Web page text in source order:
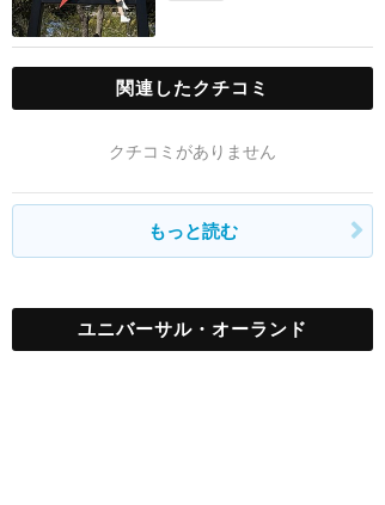
関連したクチコミ
クチコミがありません
もっと読む
ユニバーサル・オーランド